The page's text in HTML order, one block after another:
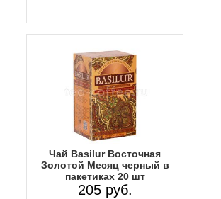
Чай Basilur Восточная
Золотой Месяц черный в
пакетиках 20 шт
205 руб.